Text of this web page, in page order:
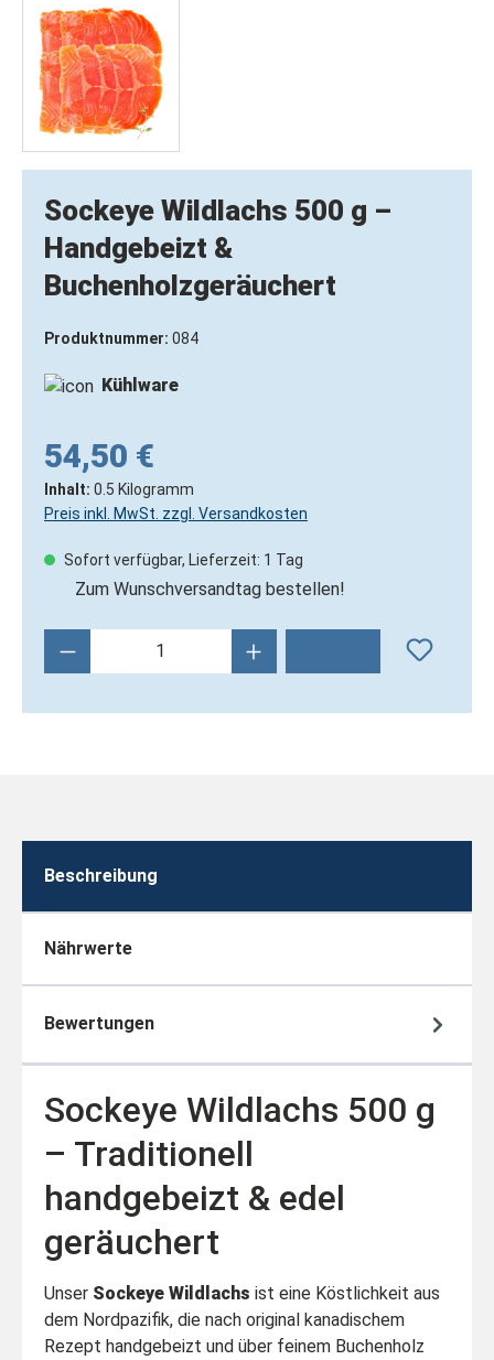
Sockeye Wildlachs 500 g –
Handgebeizt &
Buchenholzgeräuchert
Produktnummer: 084
Kühlware
54,50 €
Inhalt: 0.5 Kilogramm
Preis inkl. MwSt. zzgl. Versandkosten
Sofort verfügbar, Lieferzeit: 1 Tag
Zum Wunschversandtag bestellen!
Produkt Anzahl: Gib den gewünschten
Beschreibung
Nährwerte
Bewertungen
Sockeye Wildlachs 500 g
– Traditionell
handgebeizt & edel
geräuchert
Unser Sockeye Wildlachs ist eine Köstlichkeit aus
dem Nordpazifik, die nach original kanadischem
Rezept handgebeizt und über feinem Buchenholz